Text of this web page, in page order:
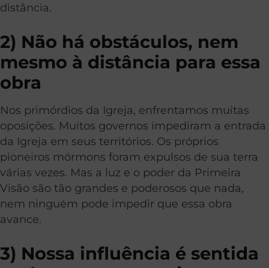
distância.
2) Não há obstáculos, nem
mesmo à distância para essa
obra
Nos primórdios da Igreja, enfrentamos muitas
oposições. Muitos governos impediram a entrada
da Igreja em seus territórios. Os próprios
pioneiros mórmons foram expulsos de sua terra
várias vezes. Mas a luz e o poder da Primeira
Visão são tão grandes e poderosos que nada,
nem ninguém pode impedir que essa obra
avance.
3) Nossa influência é sentida